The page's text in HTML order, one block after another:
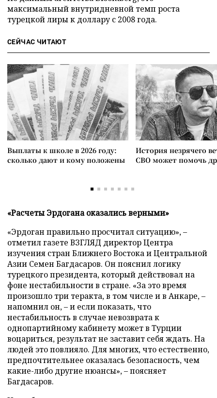
максимальный внутридневной темп роста
турецкой лиры к доллару с 2008 года.
СЕЙЧАС ЧИТАЮТ
Выплаты к школе в 2026 году:
сколько дают и кому положены
История незрячего
СВО может помочь
«Расчеты Эрдогана оказались верными»
«Эрдоган правильно просчитал ситуацию», –
отметил газете ВЗГЛЯД директор Центра
изучения стран Ближнего Востока и Центральной
Азии Семен Багдасаров. Он пояснил логику
турецкого президента, который действовал на
фоне нестабильности в стране. «За это время
произошло три теракта, в том числе и в Анкаре, –
напомнил он, – и если показать, что
нестабильность в случае невозврата к
однопартийному кабинету может в Турции
воцариться, результат не заставит себя ждать. На
людей это повлияло. Для многих, что естественно,
предпочтительнее оказалась безопасность, чем
какие-либо другие нюансы», – поясняет
Багдасаров.